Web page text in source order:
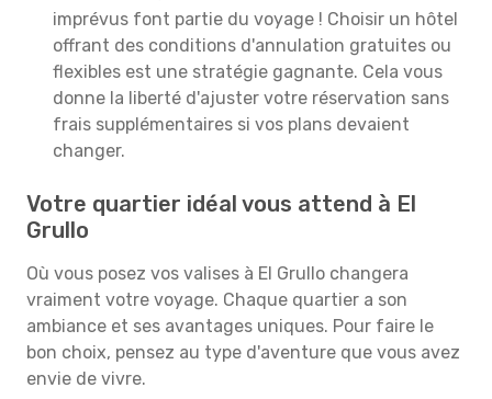
imprévus font partie du voyage ! Choisir un hôtel
offrant des conditions d'annulation gratuites ou
flexibles est une stratégie gagnante. Cela vous
donne la liberté d'ajuster votre réservation sans
frais supplémentaires si vos plans devaient
changer.
Votre quartier idéal vous attend à El
Grullo
Où vous posez vos valises à El Grullo changera
vraiment votre voyage. Chaque quartier a son
ambiance et ses avantages uniques. Pour faire le
bon choix, pensez au type d'aventure que vous avez
envie de vivre.